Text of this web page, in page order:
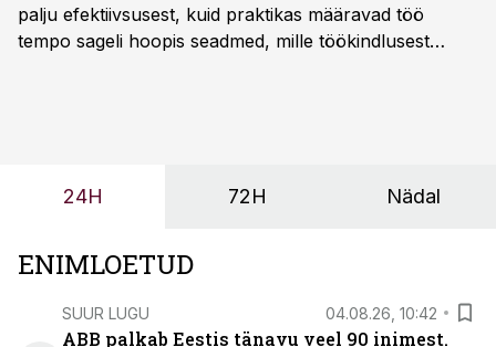
palju efektiivsusest, kuid praktikas määravad töö
tempo sageli hoopis seadmed, mille töökindlusest
24H 72H Nädal
ENIMLOETUD
SUUR LUGU 04.08.26, 10:42
ABB palkab Eestis tänavu veel 90 inimest.